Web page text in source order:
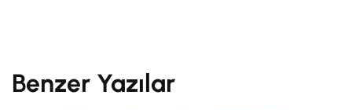
Benzer Yazılar